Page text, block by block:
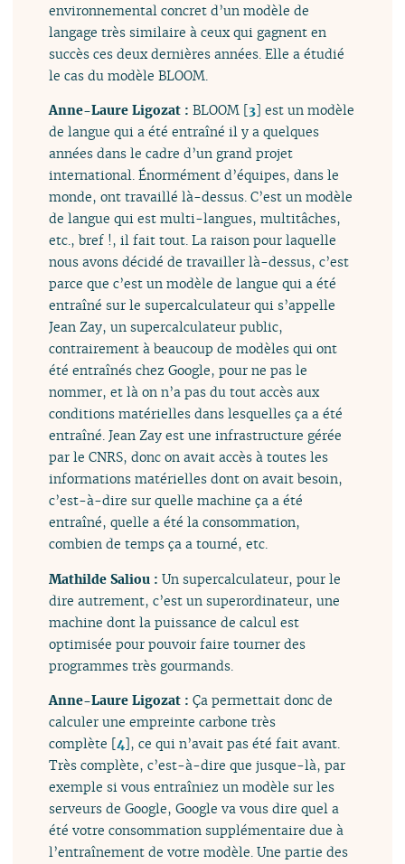
environnemental concret d’un modèle de
langage très similaire à ceux qui gagnent en
succès ces deux dernières années. Elle a étudié
le cas du modèle BLOOM.
Anne-Laure Ligozat :BLOOM [3] est un modèle
de langue qui a été entraîné il y a quelques
années dans le cadre d’un grand projet
international. Énormément d’équipes, dans le
monde, ont travaillé là-dessus. C’est un modèle
de langue qui est multi-langues, multitâches,
etc., bref !, il fait tout. La raison pour laquelle
nous avons décidé de travailler là-dessus, c’est
parce que c’est un modèle de langue qui a été
entraîné sur le supercalculateur qui s’appelle
Jean Zay, un supercalculateur public,
contrairement à beaucoup de modèles qui ont
été entraînés chez Google, pour ne pas le
nommer, et là on n’a pas du tout accès aux
conditions matérielles dans lesquelles ça a été
entraîné. Jean Zay est une infrastructure gérée
par le CNRS, donc on avait accès à toutes les
informations matérielles dont on avait besoin,
c’est-à-dire sur quelle machine ça a été
entraîné, quelle a été la consommation,
combien de temps ça a tourné, etc.
Mathilde Saliou :Un supercalculateur, pour le
dire autrement, c’est un superordinateur, une
machine dont la puissance de calcul est
optimisée pour pouvoir faire tourner des
programmes très gourmands.
Anne-Laure Ligozat :Ça permettait donc de
calculer une empreinte carbone très
complète [4], ce qui n’avait pas été fait avant.
Très complète, c’est-à-dire que jusque-là, par
exemple si vous entraîniez un modèle sur les
serveurs de Google, Google va vous dire quel a
été votre consommation supplémentaire due à
l’entraînement de votre modèle. Une partie des